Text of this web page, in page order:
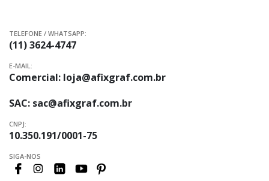
TELEFONE / WHATSAPP:
(11) 3624-4747
E-MAIL:
Comercial: loja@afixgraf.com.br
SAC: sac@afixgraf.com.br
CNPJ:
10.350.191/0001-75
SIGA-NOS